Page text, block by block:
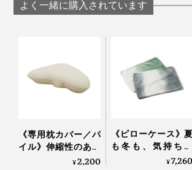
ンカーという丸編み機で編んでいるの
て、ますます柔らかい。
『ZEPPINパイル』はケバ落ちが少ないから、ヘタリにく
ZEPPINパイル
ZEPPINパイル
よく一緒に購入されています
《専用枕カバー／パ
イル》伸縮性のある
シンカーパイル使
¥2,200
《ピローケース》夏
も冬も、気持ちい
い！綿毛布の自然な
¥7,260